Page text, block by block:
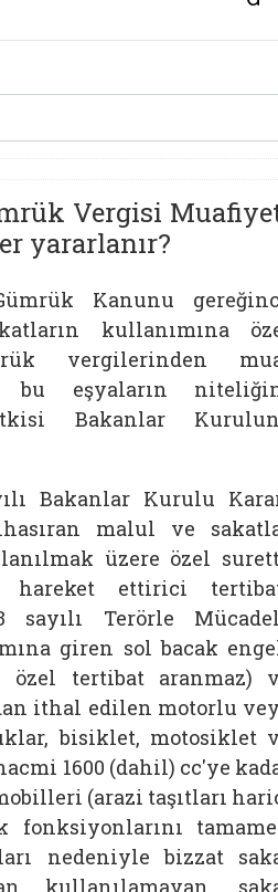
Vergisi
yararlanır?
Kanunu
kullanımına
vergilerinden
bu eşyaların
Bakanlar
Bakanlar Kurulu
malul ve
üzere özel
ettirici
sayılı Terörle
giren sol bacak
özel tertibat aranmaz)
ithal edilen motorlu
bisiklet, motosiklet
1600 (dahil) cc'ye
(arazi taşıtları
nedeniyle bizzat
kullanılamayan,